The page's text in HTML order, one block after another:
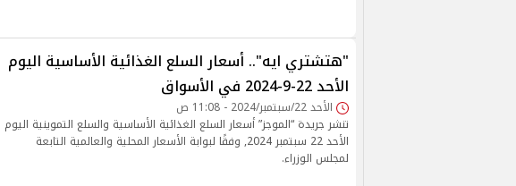
"هتشتري ايه".. أسعار السلع الغذائية الأساسية اليوم
الأحد 22-9-2024 في الأسواق
الأحد 22/سبتمبر/2024 - 11:08 ص
تنشر جريدة “الموجز” أسعار السلع الغذائية الأساسية والسلع التموينية اليوم
الأحد 22 سبتمبر 2024, وفقًا لبوابة الأسعار المحلية والعالمية التابعة
لمجلس الوزراء.